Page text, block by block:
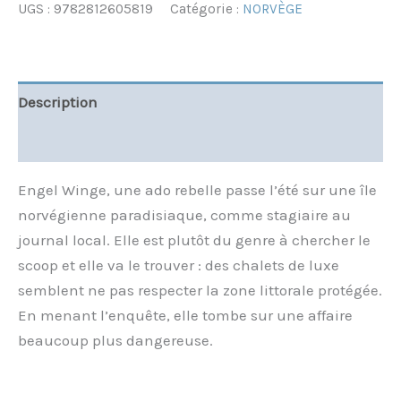
UGS : 9782812605819 Catégorie : NORVÈGE
Description
Engel Winge, une ado rebelle passe l’été sur une île
norvégienne paradisiaque, comme stagiaire au
journal local. Elle est plutôt du genre à chercher le
scoop et elle va le trouver : des chalets de luxe
semblent ne pas respecter la zone littorale protégée.
En menant l’enquête, elle tombe sur une affaire
beaucoup plus dangereuse.